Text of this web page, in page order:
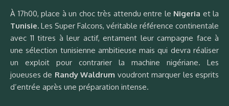
À 17h00, place à un choc très attendu entre le Nigeria et la
Tunisie. Les Super Falcons, véritable référence continentale
avec 11 titres à leur actif, entament leur campagne face à
une sélection tunisienne ambitieuse mais qui devra réaliser
un exploit pour contrarier la machine nigériane. Les
joueuses de Randy Waldrum voudront marquer les esprits
d’entrée après une préparation intense.